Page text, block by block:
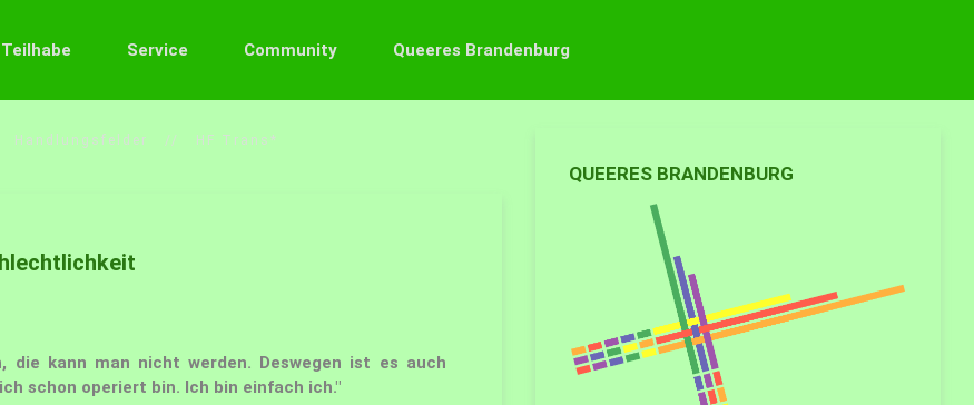
Teilhabe Service Community Queeres Brandenburg
Handlungsfelder
HF Trans*
die kann man nicht werden. Deswegen ist es auch
schon operiert bin. Ich bin einfach ich."
QUEERES BRANDENBURG